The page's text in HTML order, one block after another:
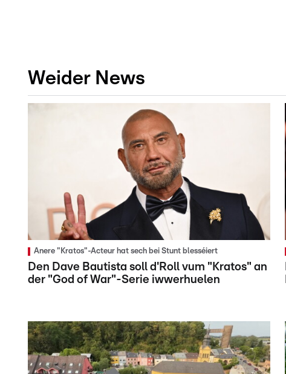
Weider News
Anere "Kratos"-Acteur hat sech bei Stunt blesséiert
Den Dave Bautista soll d'Roll vum "Kratos" an
der "God of War"-Serie iwwerhuelen